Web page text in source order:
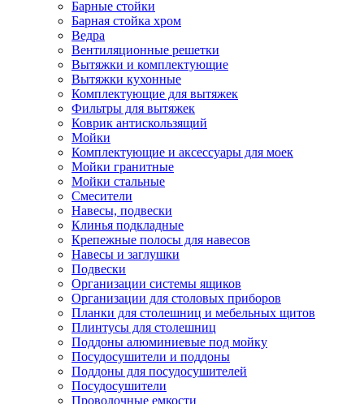
Барные стойки
Барная стойка хром
Ведра
Вентиляционные решетки
Вытяжки и комплектующие
Вытяжки кухонные
Комплектующие для вытяжек
Фильтры для вытяжек
Коврик антискользящий
Мойки
Комплектующие и аксессуары для моек
Мойки гранитные
Мойки стальные
Смесители
Навесы, подвески
Клинья подкладные
Крепежные полосы для навесов
Навесы и заглушки
Подвески
Организации системы ящиков
Организации для столовых приборов
Планки для столешниц и мебельных щитов
Плинтусы для столешниц
Поддоны алюминиевые под мойку
Посудосушители и поддоны
Поддоны для посудосушителей
Посудосушители
Проволочные емкости